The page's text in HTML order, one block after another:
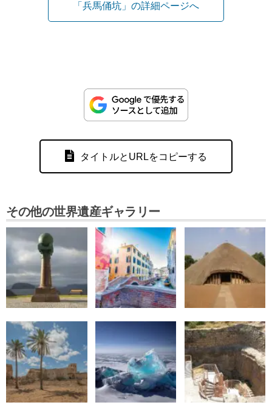
「兵馬俑坑」の詳細ページへ
タイトルとURLをコピーする
その他の世界遺産ギャラリー